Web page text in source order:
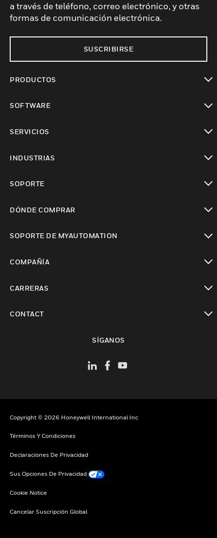
a través de teléfono, correo electrónico, y otras
formas de comunicación electrónica.
SUSCRIBIRSE
PRODUCTOS
SOFTWARE
SERVICIOS
INDUSTRIAS
SOPORTE
DÓNDE COMPRAR
SOPORTE DE MYAUTOMATION
COMPAÑÍA
CARRERAS
CONTACT
SÍGANOS
Copyright © 2026 Honeywell International Inc
Términos Y Condiciones
Declaraciones De Privacidad
Sus Opciones De Privacidad
Cookie Notice
Cancelar Suscripción Global